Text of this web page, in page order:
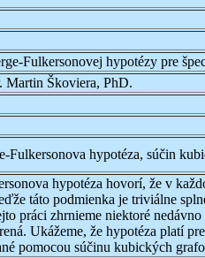
Fulkersonovej hypotézy pre
Martin Škoviera, PhD.
Fulkersonova hypotéza, súčin
hypotéza hovorí, že v
táto podmienka je triviálne
práci zhrnieme niektoré
Ukážeme, že hypotéza platí
pomocou súčinu kubických